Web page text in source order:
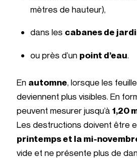
mètres de hauteur),
dans les cabanes de
ou près d’un point d’eau.
En automne, lorsque les
deviennent plus visibles. En
peuvent mesurer jusqu’à1,20
Les destructions doivent être
printemps et la mi-
vide et ne présente plus de